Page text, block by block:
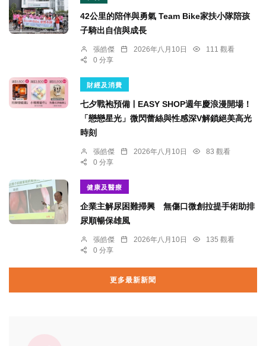
42公里的陪伴與勇氣 Team Bike家扶小隊陪孩
子騎出自信與成長
張皓傑 2026年八月10日
111 觀看
0 分享
財經及消費
七夕戰袍預備ￜEASY SHOP週年慶浪漫開場！
「戀戀星光」微閃蕾絲與性感深V解鎖絕美高光
時刻
張皓傑 2026年八月10日
83 觀看
0 分享
健康及醫療
企業主解尿困難掃興 無傷口微創拉提手術助排
尿順暢保雄風
張皓傑 2026年八月10日
135 觀看
0 分享
更多最新新聞